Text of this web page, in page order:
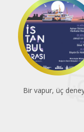
Atatürk Kitaplığı